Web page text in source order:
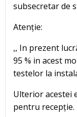
subsecretar de
Atenție:
,, In prezent
95 % in acest
testelor la
Ulterior acestei
pentru recepție.